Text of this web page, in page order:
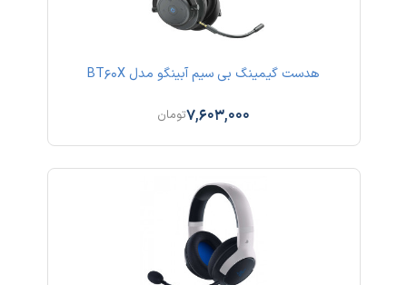
هدست گیمینگ بی سیم آبینگو مدل BT60X
7,603,000تومان